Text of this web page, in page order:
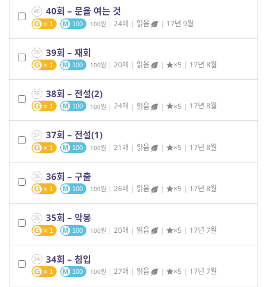
40 40회 – 문을 여는 것
1 100 100 | 24매 | 읽음 | 17년 9월
39 39회 – 재회
1 100 100 | 20매 | 읽음 | ×5 | 17년 8월
38 38회 – 전설(2)
1 100 100 | 24매 | 읽음 | ×5 | 17년 8월
37 37회 – 전설(1)
1 100 100 | 21매 | 읽음 | ×5 | 17년 8월
36 36회 – 구출
1 100 100 | 26매 | 읽음 | ×5 | 17년 8월
35 35회 – 악몽
1 100 100 | 20매 | 읽음 | ×5 | 17년 7월
34 34회 – 침입
1 100 100 | 27매 | 읽음 | ×5 | 17년 7월